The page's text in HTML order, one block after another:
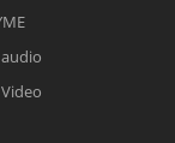
a la brevedad.
datos personales.